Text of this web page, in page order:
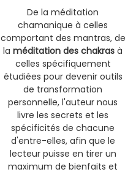
De la méditation
chamanique à celles
comportant des mantras, de
la méditation des chakras à
celles spécifiquement
étudiées pour devenir outils
de transformation
personnelle, l'auteur nous
livre les secrets et les
spécificités de chacune
d'entre-elles, afin que le
lecteur puisse en tirer un
maximum de bienfaits et